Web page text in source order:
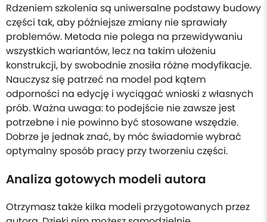
Rdzeniem szkolenia są uniwersalne podstawy budowy
części tak, aby późniejsze zmiany nie sprawiały
problemów. Metoda nie polega na przewidywaniu
wszystkich wariantów, lecz na takim ułożeniu
konstrukcji, by swobodnie znosiła różne modyfikacje.
Nauczysz się patrzeć na model pod kątem
odporności na edycję i wyciągać wnioski z własnych
prób. Ważna uwaga: to podejście nie zawsze jest
potrzebne i nie powinno być stosowane wszędzie.
Dobrze je jednak znać, by móc świadomie wybrać
optymalny sposób pracy przy tworzeniu części.
Analiza gotowych modeli autora
Otrzymasz także kilka modeli przygotowanych przez